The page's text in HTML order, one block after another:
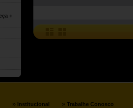
+
» Institucional » Trabalhe Conosco